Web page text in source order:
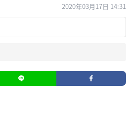
2020年03月17日 14:31